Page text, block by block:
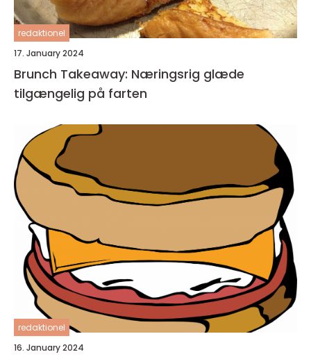
redaktionel
17. January 2024
Brunch Takeaway: Næringsrig glæde
tilgængelig på farten
redaktionel
16. January 2024